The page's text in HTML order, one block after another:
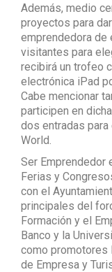
Además, medio
proyectos para
emprendedora de
visitantes para
recibirá un trofeo
electrónica iPad
Cabe mencionar
participen en
dos entradas
World.
Ser Emprendedor
Ferias y
con el
principales del
Formación y el
Banco y la
como promotores
de Empresa y